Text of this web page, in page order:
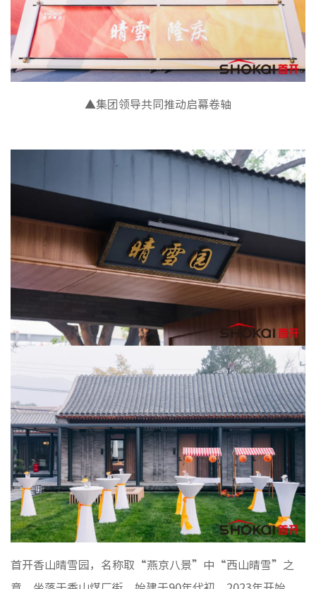
▲集团领导共同推动启幕卷轴
首开香山晴雪园，名称取“燕京八景”中“西山晴雪”之